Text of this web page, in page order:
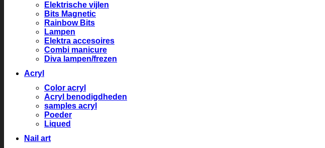
Elektrische vijlen
Bits Magnetic
Rainbow Bits
Lampen
Elektra accesoires
Combi manicure
Diva lampen/frezen
Acryl
Color acryl
Acryl benodigdheden
samples acryl
Poeder
Liqued
Nail art